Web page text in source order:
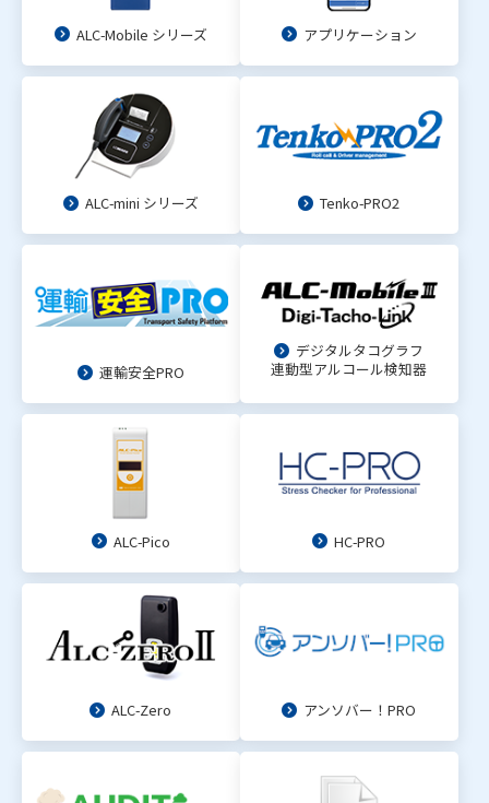
ALC-Mobile シリーズ アプリケーション
ALC-mini シリーズ Tenko-PRO2
運輸安全PRO
デジタルタコグラフ
連動型アルコール検知器
ALC-Pico HC-PRO
ALC-Zero アンソバー！PRO